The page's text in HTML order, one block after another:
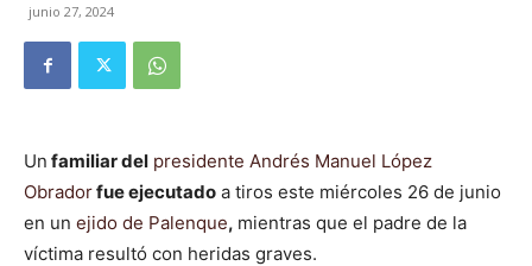
junio 27, 2024
Un familiar del presidente Andrés Manuel López
Obradorfue ejecutado a tiros este miércoles 26 de junio
en un ejido de Palenque, mientras que el padre de la
víctima resultó con heridas graves.